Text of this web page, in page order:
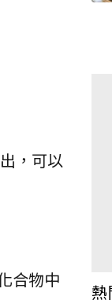
，可以
合物中